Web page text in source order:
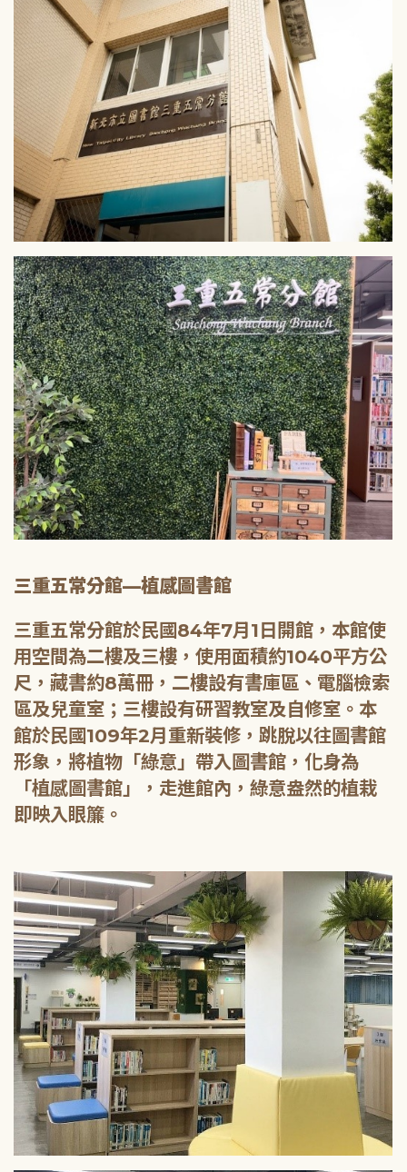
三重五常分館—植感圖書館
三重五常分館於民國84年7月1日開館，本館使
用空間為二樓及三樓，使用面積約1040平方公
尺，藏書約8萬冊，二樓設有書庫區、電腦檢索
區及兒童室；三樓設有研習教室及自修室。本
館於民國109年2月重新裝修，跳脫以往圖書館
形象，將植物「綠意」帶入圖書館，化身為
「植感圖書館」，走進館內，綠意盎然的植栽
即映入眼簾。